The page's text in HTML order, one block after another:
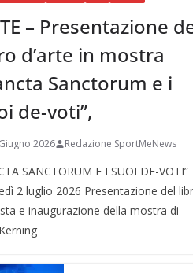
– Presentazione
d’arte in mostra
Sanctorum e i
de-voti”,
2026 Redazione SportMeNews
SANCTORUM E I SUOI DE-VOTI”
2 luglio 2026 Presentazione del
e inaugurazione della mostra di